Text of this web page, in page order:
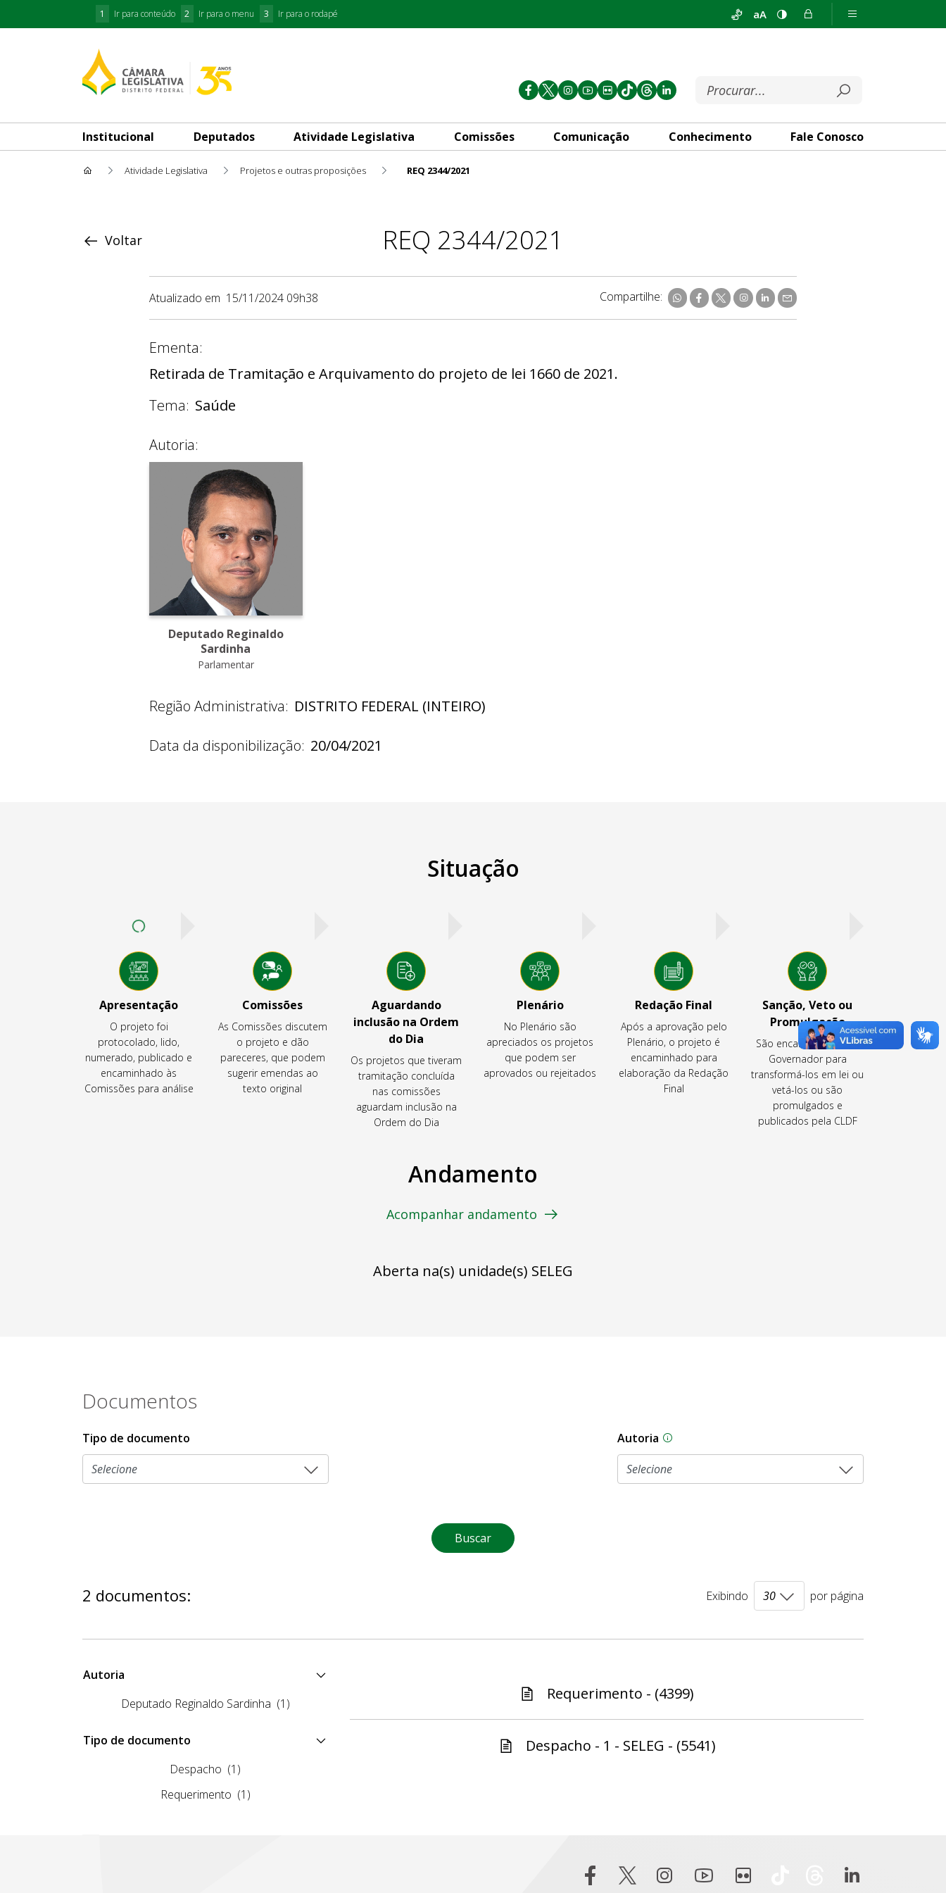
1 Ir para conteúdo 2 Ir para o menu 3 Ir para o rodapé aA
Institucional Deputados Atividade Legislativa Comissões Comunicação Conhecimento Fale Conosco
Atividade Legislativa Projetos e outras proposições REQ 2344/2021
REQ 2344/2021
Voltar
Atualizado em 15/11/2024 09h38 Compartilhe:
Ementa:
Retirada de Tramitação e Arquivamento do projeto de lei 1660 de 2021.
Tema: Saúde
Autoria:
Deputado Reginaldo
Sardinha
Parlamentar
Região Administrativa: DISTRITO FEDERAL (INTEIRO)
Data da disponibilização: 20/04/2021
Situação
Apresentação
O projeto foi
protocolado, lido,
numerado, publicado e
encaminhado às
Comissões para análise
Comissões
As Comissões discutem
o projeto e dão
pareceres, que podem
sugerir emendas ao
texto original
Aguardando
inclusão na Ordem
do Dia
Os projetos que tiveram
tramitação concluída
nas comissões
aguardam inclusão na
Ordem do Dia
Plenário
No Plenário são
apreciados os projetos
que podem ser
aprovados ou rejeitados
Redação Final
Após a aprovação pelo
Plenário, o projeto é
encaminhado para
elaboração da Redação
Final
Sanção, Veto ou
Promulgação
São encaminhados ao
Governador para
transformá-los em lei ou
vetá-los ou são
promulgados e
publicados pela CLDF
Andamento
Acompanhar andamento
Aberta na(s) unidade(s) SELEG
Documentos
Tipo de documento Autoria As proposições legislativas na CLDF podem ser
Buscar
2 documentos: Exibindo por página
Autoria
Deputado Reginaldo Sardinha (1)
Tipo de documento
Despacho (1)
Requerimento (1)
Requerimento - (4399)
Despacho - 1 - SELEG - (5541)